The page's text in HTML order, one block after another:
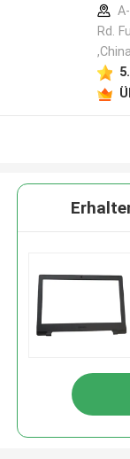
Rd.
,China